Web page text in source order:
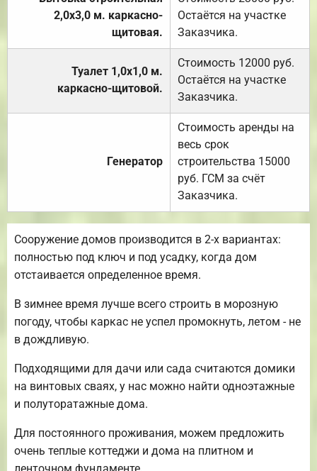
2,0х3,0 м. каркасно-
щитовая.
Остаётся на участке
Заказчика.
Туалет 1,0х1,0 м.
каркасно-щитовой.
Стоимость 12000 руб.
Остаётся на участке
Заказчика.
Генератор
Стоимость аренды на
весь срок
строительства 15000
руб. ГСМ за счёт
Заказчика.
Сооружение домов производится в 2-х вариантах:
полностью под ключ и под усадку, когда дом
отстаивается определенное время.
В зимнее время лучше всего строить в морозную
погоду, чтобы каркас не успел промокнуть, летом - не
в дождливую.
Подходящими для дачи или сада считаются домики
на винтовых сваях, у нас можно найти одноэтажные
и полуторатажные дома.
Для постоянного проживания, можем предложить
очень теплые коттеджи и дома на плитном и